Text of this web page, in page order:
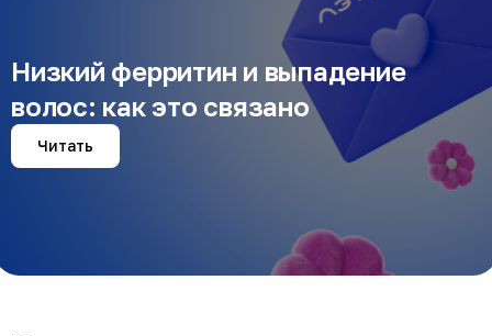
Низкий ферритин и выпадение
волос: как это связано
Читать